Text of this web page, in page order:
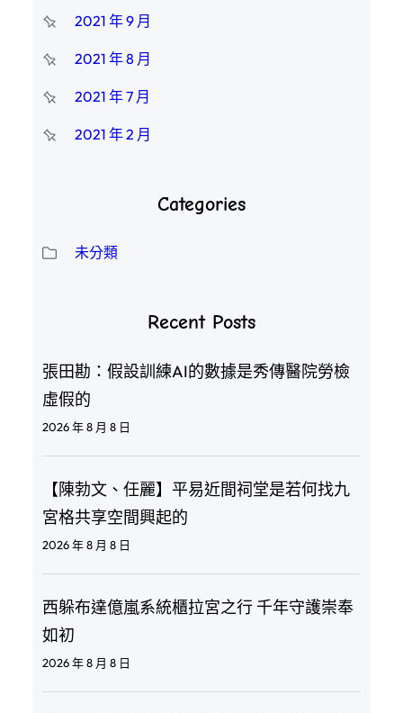
2021 年 9 月
2021 年 8 月
2021 年 7 月
2021 年 2 月
Categories
未分類
Recent Posts
張田勘：假設訓練AI的數據是秀傳醫院勞檢
虛假的
2026 年 8 月 8 日
【陳勃文、任麗】平易近間祠堂是若何找九
宮格共享空間興起的
2026 年 8 月 8 日
西躲布達億嵐系統櫃拉宮之行 千年守護崇奉
如初
2026 年 8 月 8 日